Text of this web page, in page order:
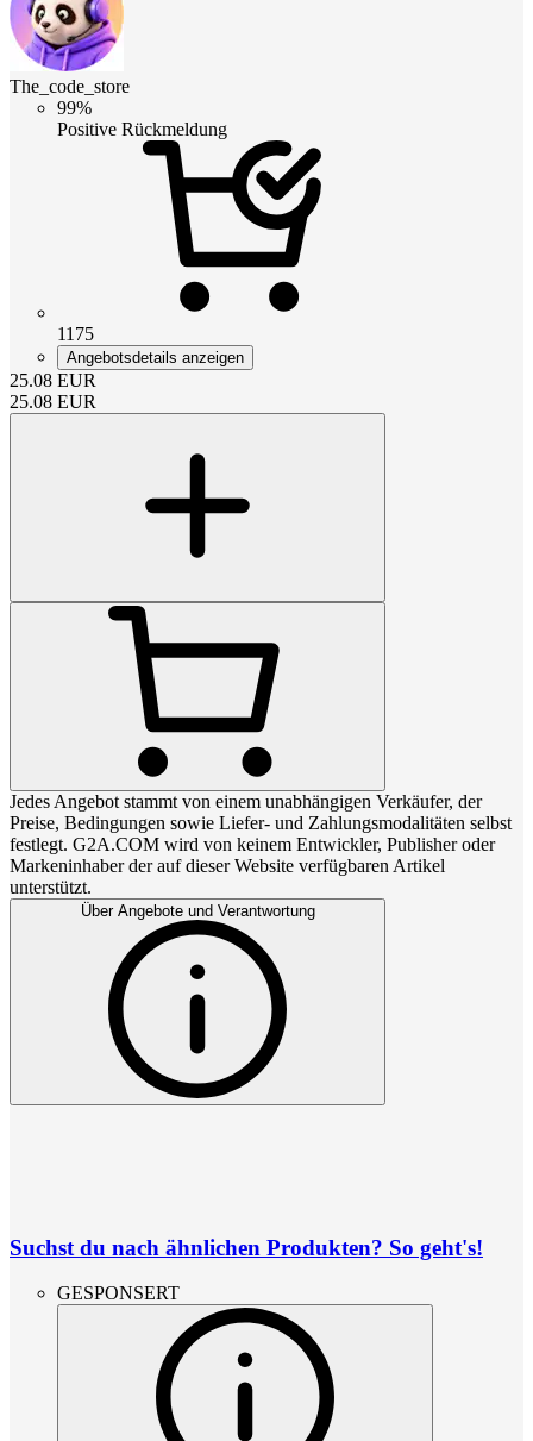
The_code_store
99%
Positive Rückmeldung
1175
Angebotsdetails anzeigen
25.08 EUR
25.08 EUR
Jedes Angebot stammt von einem unabhängigen Verkäufer, der
Preise, Bedingungen sowie Liefer- und Zahlungsmodalitäten selbst
festlegt. G2A.COM wird von keinem Entwickler, Publisher oder
Markeninhaber der auf dieser Website verfügbaren Artikel
unterstützt.
Über Angebote und Verantwortung
Suchst du nach ähnlichen Produkten? So geht's!
GESPONSERT